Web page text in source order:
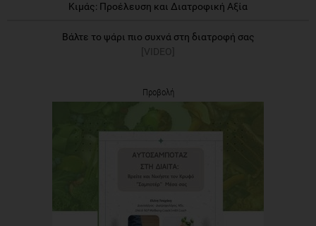
Κιμάς: Προέλευση και Διατροφική Αξία
Βάλτε το ψάρι πιο συχνά στη διατροφή σας
[VIDEO]
Προβολή